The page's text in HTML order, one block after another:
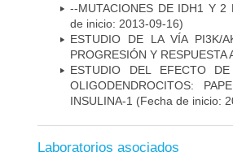
--MUTACIONES DE IDH1 Y 2
de inicio: 2013-09-16)
ESTUDIO DE LA VÍA PI3K/
PROGRESIÓN Y RESPUESTA
ESTUDIO DEL EFECTO
OLIGODENDROCITOS:
INSULINA-1 (Fecha de inicio:
Laboratorios asociados